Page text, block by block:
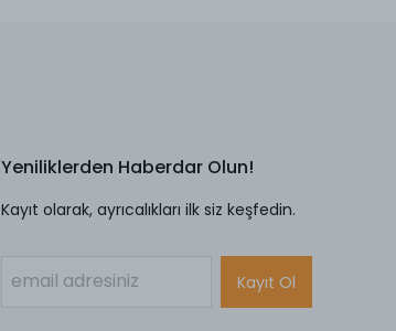
Yeniliklerden Haberdar Olun!
Kayıt olarak, ayrıcalıkları ilk siz keşfedin.
Kayıt Ol